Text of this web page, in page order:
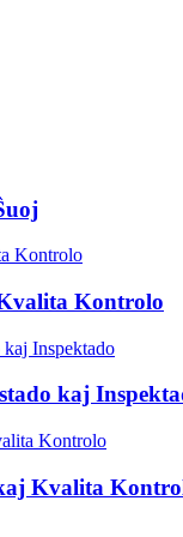
Kontrolo
kaj
Kvalita